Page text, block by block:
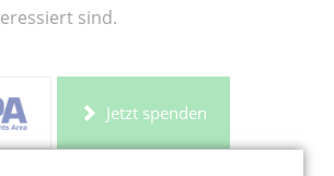
sind.
Jetzt spenden